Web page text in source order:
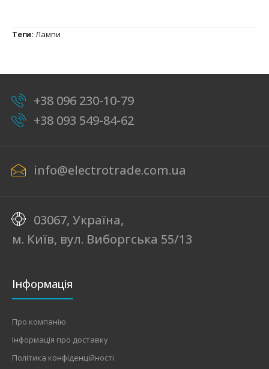
Теги: Лампи
+38 096 230-10-79
+38 093 549-84-62
info@electrotrade.com.ua
03067, Україна,
м. Київ, вул. Виборгська 55/13
Інформація
Про компанію
Інформація про доставку
Політика конфіденційності